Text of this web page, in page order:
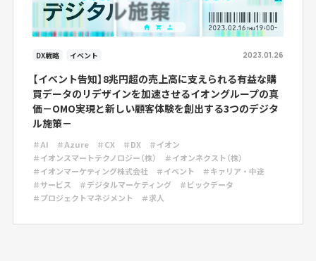
DX戦略 イベント 2023.01.26
【イベント告知】8兆円超の売上高に支えられる有益な購
買データのリデザインを加速させるイオングループの真
価－OMO実現と新しい顧客体験を創出する3つのデジタ
ル施策－
＃AI ＃Azure ＃CX ＃DX
＃イオン
＃イオンスマートテクノロジー（株）
＃イオンネクスト（株）
＃イオンマーケティング株式会社
＃イベント
＃キァリア・中途
＃サービス
＃デジタルマーケティング
＃ビックデータ
＃プロジェクトマネジメント
＃求人